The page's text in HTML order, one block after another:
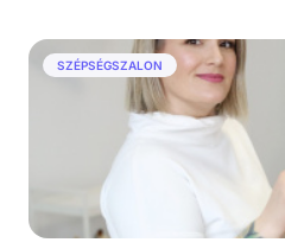
SZÉPSÉGSZALON